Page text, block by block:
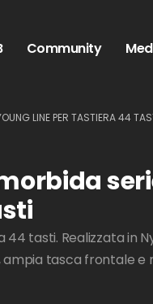
Community
LINE PER TASTIERA 44
44 tasti. Realizzata in
tasca frontale